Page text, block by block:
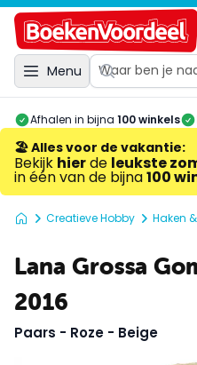
Menu
Afhalen in bijna 100 winkels
🏖️ Alles voor de vakantie:
Bekijk hierde leukste
in één van de bijna100
Creatieve Hobby Haken
Lana Grossa
2016
Paars - Roze - Beige